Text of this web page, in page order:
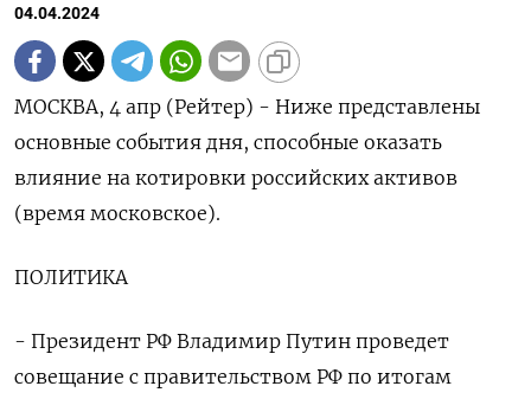
04.04.2024
МОСКВА, 4 апр (Рейтер) - Ниже представлены
основные события дня, способные оказать
влияние на котировки российских активов
(время московское).
ПОЛИТИКА
- Президент РФ Владимир Путин проведет
совещание с правительством РФ по итогам